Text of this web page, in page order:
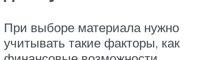
При выборе материала нужно
учитывать такие факторы, как